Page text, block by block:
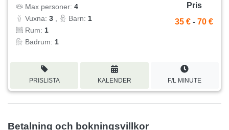
Max personer: 4
Vuxna: 3 Barn: 1
Rum: 1
Badrum: 1
Pris
35 € - 70 €
PRISLISTA KALENDER F/L MINUTE
Betalning och bokningsvillkor